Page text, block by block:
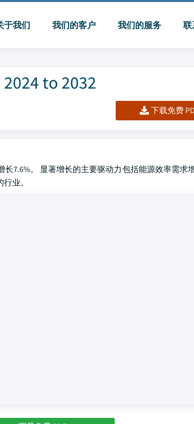
于我们 我们的客户 我们的服务 联
to 2032
下载免费
长7.6%。 显著增长的主要驱动力包括能源效率需求
业。